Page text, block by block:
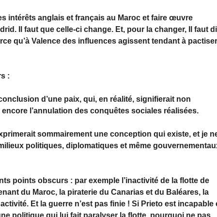
intérêts anglais et français au Maroc et faire œuvre
Il faut que celle-ci change. Et, pour la changer, Il faut
qu’à Valence des influences agissent tendant à
:
d’une paix, qui, en réalité, signifierait non
l’annulation des conquêtes sociales réalisées.
sommairement une conception qui existe, et je
politiques, diplomatiques et même
points obscurs : par exemple l’inactivité de la flotte de
du Maroc, la piraterie du Canarias et du Baléares, la
Et la guerre n’est pas finie ! Si Prieto est incapable
politique qui lui fait paralyser la flotte, pourquoi ne pas